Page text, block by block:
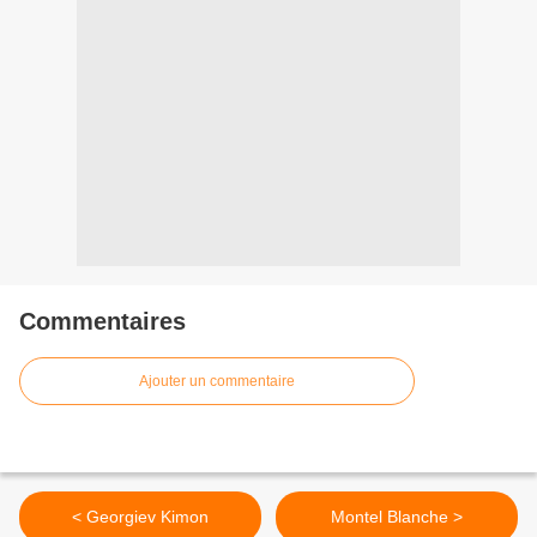
Commentaires
Ajouter un commentaire
< Georgiev Kimon Montel Blanche >